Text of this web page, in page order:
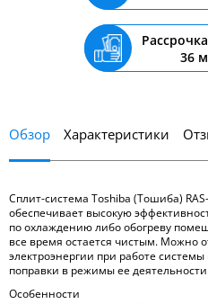
36
Обзор Характеристики
Сплит-система Toshiba (Тошиба) RAS-
обеспечивает высокую
по охлаждению либо обогреву
все время остается чистым. Можно
электроэнергии при работе
поправки в режимы ее
Особенности